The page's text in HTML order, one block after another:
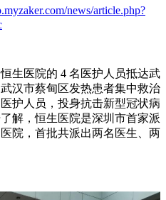
news/article.php?
医院的 4 名医护人员抵达武
汉市蔡甸区发热患者集中救治
护人员，投身抗击新型冠状病
解，恒生医院是深圳市首家派
院，首批共派出两名医生、两